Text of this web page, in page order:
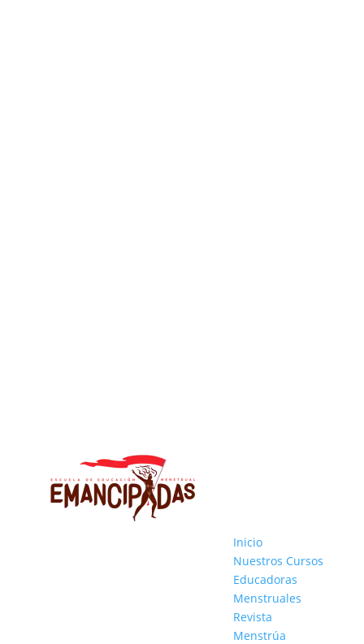
Inicio
Nuestros Cursos
Educadoras
Menstruales
Revista
Menstrúa